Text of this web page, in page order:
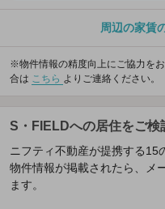
周辺の家賃
※物件情報の精度向上にご協力を
合は こちら よりご連絡ください。
S・FIELDへの居住をご検
ニフティ不動産が提携する15
物件情報が掲載されたら、メ
ます。